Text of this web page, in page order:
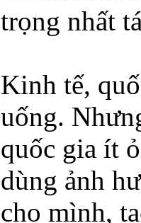
trọng nhất
Kinh tế,
uống.
quốc gia ít
dùng ảnh
cho mình,